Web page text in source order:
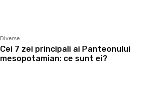
Diverse
Cei 7 zei principali ai Panteonului
mesopotamian: ce sunt ei?